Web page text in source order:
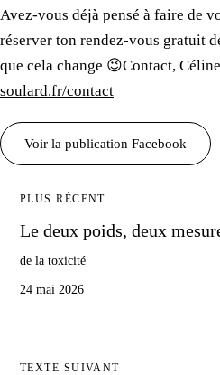
Avez-vous déjà pensé à faire de
réserver ton rendez-vous gratuit
que cela change 😉Contact,
soulard.fr/contact
Voir la publication Facebook
PLUS RÉCENT
Le deux poids, deux
de la toxicité
24 mai 2026
TEXTE SUIVANT